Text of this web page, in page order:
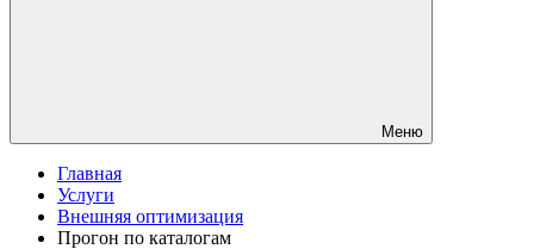
Меню
Главная
Услуги
Внешняя оптимизация
Прогон по каталогам